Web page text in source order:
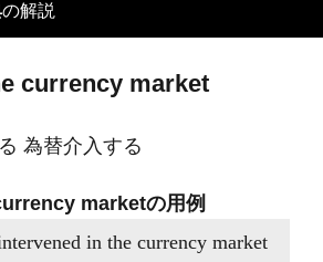
の解説
currency market
為替介入する
marketの用例
in the currency market